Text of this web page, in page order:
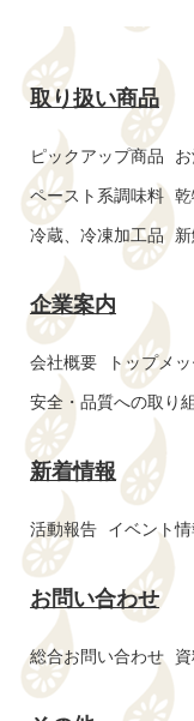
取り扱い商品
ピックアップ商品
ペースト系調味料
冷蔵、冷凍加工品
企業案内
会社概要 トップメ
安全・品質への取り
新着情報
活動報告 イベント情
お問い合わせ
総合お問い合わせ